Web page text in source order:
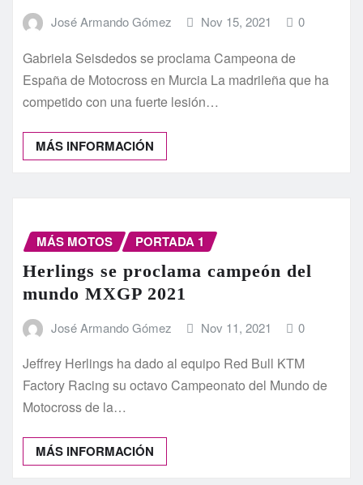
José Armando Gómez Nov 15, 2021 0
Gabriela Seisdedos se proclama Campeona de
España de Motocross en Murcia La madrileña que ha
competido con una fuerte lesión…
MÁS INFORMACIÓN
MÁS MOTOS PORTADA 1
Herlings se proclama campeón del
mundo MXGP 2021
José Armando Gómez Nov 11, 2021 0
Jeffrey Herlings ha dado al equipo Red Bull KTM
Factory Racing su octavo Campeonato del Mundo de
Motocross de la…
MÁS INFORMACIÓN